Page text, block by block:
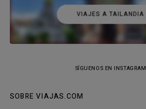
VIAJES A TAILANDIA
SÍGUENOS EN INSTAGRAM
SOBRE VIAJAS.COM